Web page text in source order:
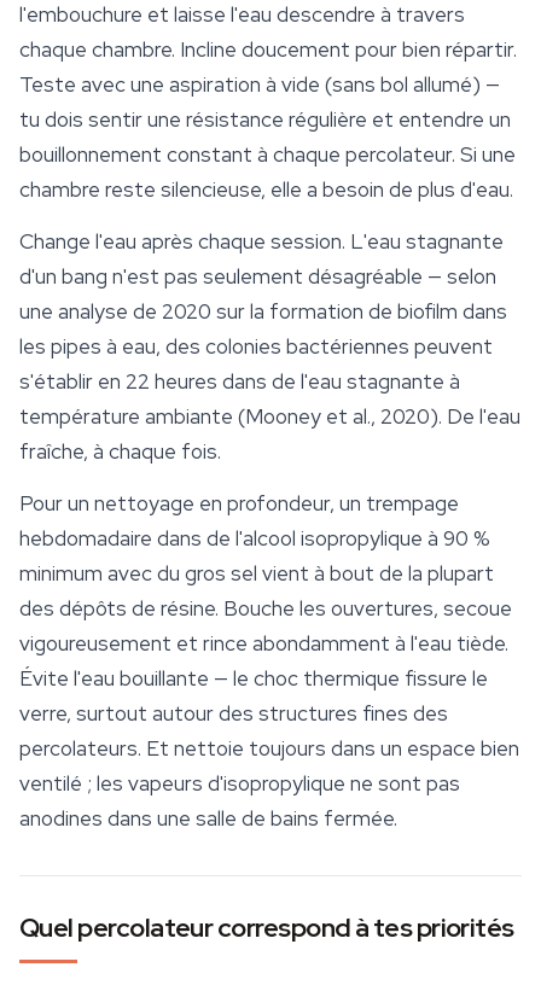
l'embouchure et laisse l'eau descendre à travers
chaque chambre. Incline doucement pour bien répartir.
Teste avec une aspiration à vide (sans bol allumé) —
tu dois sentir une résistance régulière et entendre un
bouillonnement constant à chaque percolateur. Si une
chambre reste silencieuse, elle a besoin de plus d'eau.
Change l'eau après chaque session. L'eau stagnante
d'un bang n'est pas seulement désagréable — selon
une analyse de 2020 sur la formation de biofilm dans
les pipes à eau, des colonies bactériennes peuvent
s'établir en 22 heures dans de l'eau stagnante à
température ambiante (Mooney et al., 2020). De l'eau
fraîche, à chaque fois.
Pour un nettoyage en profondeur, un trempage
hebdomadaire dans de l'alcool isopropylique à 90 %
minimum avec du gros sel vient à bout de la plupart
des dépôts de résine. Bouche les ouvertures, secoue
vigoureusement et rince abondamment à l'eau tiède.
Évite l'eau bouillante — le choc thermique fissure le
verre, surtout autour des structures fines des
percolateurs. Et nettoie toujours dans un espace bien
ventilé ; les vapeurs d'isopropylique ne sont pas
anodines dans une salle de bains fermée.
Quel percolateur correspond à tes priorités